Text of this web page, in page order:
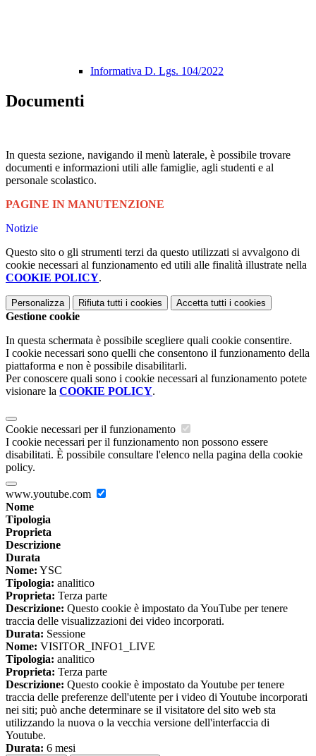
Informativa D. Lgs. 104/2022
Documenti
In questa sezione, navigando il menù laterale, è possibile trovare
documenti e informazioni utili alle famiglie, agli studenti e al
personale scolastico.
PAGINE IN MANUTENZIONE
Notizie
Questo sito o gli strumenti terzi da questo utilizzati si avvalgono di
cookie necessari al funzionamento ed utili alle finalità illustrate nella
COOKIE POLICY.
Personalizza Rifiuta tutti i cookies Accetta tutti i cookies
Gestione cookie
In questa schermata è possibile scegliere quali cookie consentire.
I cookie necessari sono quelli che consentono il funzionamento della
piattaforma e non è possibile disabilitarli.
Per conoscere quali sono i cookie necessari al funzionamento potete
visionare la COOKIE POLICY.
Cookie necessari per il funzionamento
I cookie necessari per il funzionamento non possono essere
disabilitati. È possibile consultare l'elenco nella pagina della cookie
policy.
www.youtube.com
Nome
Tipologia
Proprieta
Descrizione
Durata
Nome: YSC
Tipologia: analitico
Proprieta: Terza parte
Descrizione: Questo cookie è impostato da YouTube per tenere
traccia delle visualizzazioni dei video incorporati.
Durata: Sessione
Nome: VISITOR_INFO1_LIVE
Tipologia: analitico
Proprieta: Terza parte
Descrizione: Questo cookie è impostato da Youtube per tenere
traccia delle preferenze dell'utente per i video di Youtube incorporati
nei siti; può anche determinare se il visitatore del sito web sta
utilizzando la nuova o la vecchia versione dell'interfaccia di
Youtube.
Durata: 6 mesi